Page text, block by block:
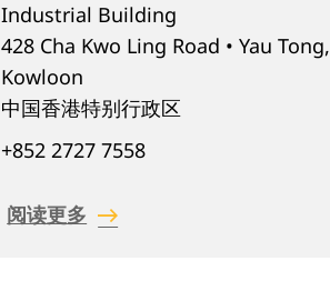
Industrial Building
428 Cha Kwo Ling Road • Yau Tong,
Kowloon
中国香港特别行政区
+852 2727 7558
阅读更多